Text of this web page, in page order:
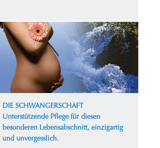
DIE SCHWANGERSCHAFT
Unterstützende Pflege für diesen
besonderen Lebensabschnitt, einzigartig
und unvergesslich.